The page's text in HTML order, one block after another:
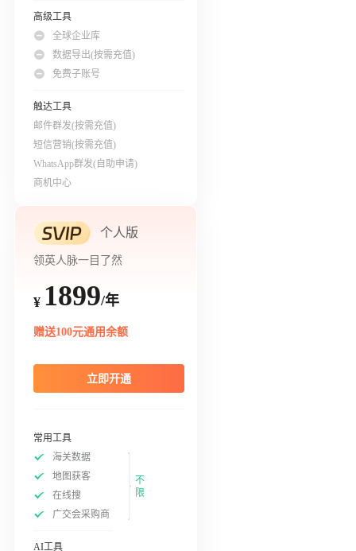
高级工具
全球企业库
数据导出(按需充值)
免费子账号
触达工具
邮件群发(按需充值)
短信营销(按需充值)
WhatsApp群发(自助申请)
商机中心
个人版
领英人脉一目了然
¥ 1899/年
赠送100元通用余额
立即开通
常用工具
海关数据
地图获客
在线搜
广交会采购商
不
限
AI工具